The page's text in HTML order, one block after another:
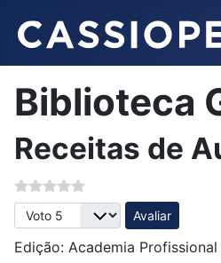
Biblioteca
Receitas de
Avalie, por favor
Edição: Academia